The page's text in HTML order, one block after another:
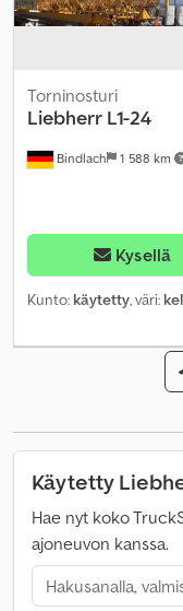
Bindlach 1 588 km
Torninosturi
Liebherr L1-24
Kysellä
Kunto: käytetty, väri:
Käytetty
Hae nyt koko
ajoneuvon kanssa.